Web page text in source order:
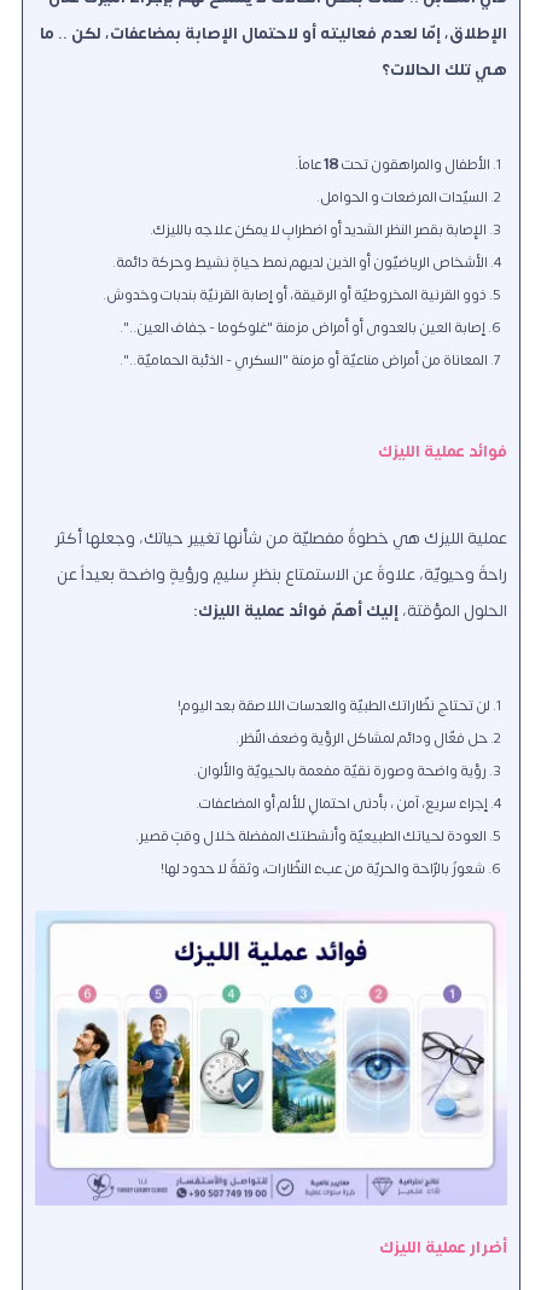
الإطلاق، إمّا لعدم فعاليته أو لاحتمال الإصابة بمضاعفات، لكن .. ما
هي تلك الحالات؟
الأطفال والمراهقون تحت18عاماً.
السيّدات المرضعات و الحوامل.
الإصابة بقصر النظر الشديد أو اضطرابٍ لا يمكن علاجه بالليزك.
الأشخاص الرياضيّون أو الذين لديهم نمط حياةٍ نشيط وحركة دائمة.
ذوو القرنية المخروطيّة أو الرقيقة، أو إصابة القرنيّة بندبات وخدوش.
إصابة العين بالعدوى أو أمراض مزمنة "غلوكوما - جفاف العين..".
المعاناة من أمراض مناعيّة أو مزمنة "السكري - الذئبة الحماميّة..".
فوائد عملية الليزك
عملية الليزك هي خطوةٌ مفصليّة من شأنها تغيير حياتك، وجعلها أكثر
راحةً وحيويّة، علاوةً عن الاستمتاع بنظرٍ سليمٍ ورؤيةٍ واضحة بعيداً عن
الحلول المؤقتة، إليك أهمّ فوائد عملية الليزك:
لن تحتاج نظّاراتك الطبيّة والعدسات اللاصقة بعد اليوم!
حلٌّ فعّال ودائم لمشاكل الرؤية وضعف النّظر.
رؤية واضحة وصورة نقيّة مفعمة بالحيويّة والألوان.
إجراء سريع، آمن ، بأدنى احتمالٍ للألم أو المضاعفات.
العودة لحياتك الطبيعيّة وأنشطتك المفضلة خلال وقتٍ قصير.
شعورٌ بالرّاحة والحريّة من عبء النظّارات، وثقةٌ لا حدود لها!
أضرار عملية الليزك